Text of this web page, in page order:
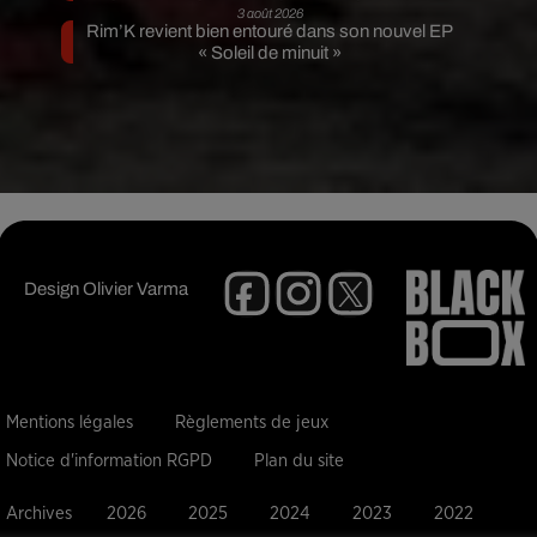
3 août 2026
Rim’K revient bien entouré dans son nouvel EP
« Soleil de minuit »
DesignOlivier Varma
Mentions légales Règlements de jeux
Notice d'information RGPD Plan du site
Archives 2026 2025 2024 2023 2022